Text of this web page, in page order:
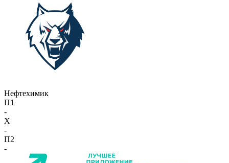
Нефтехимик
П1
-
X
-
П2
-